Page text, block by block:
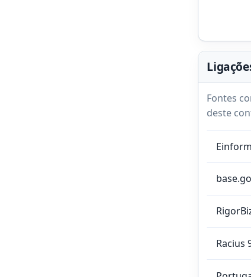
Fontes
deste
Racius